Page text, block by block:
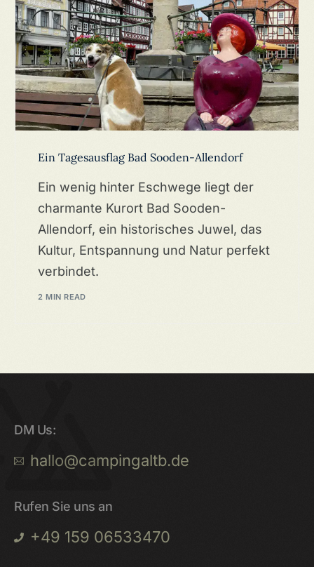
Ein Tagesausflag Bad Sooden-Allendorf
Ein wenig hinter Eschwege liegt der
charmante Kurort Bad Sooden-
Allendorf, ein historisches Juwel, das
Kultur, Entspannung und Natur perfekt
verbindet.
2 MIN READ
DM Us:
hallo@campingaltb.de
Rufen Sie uns an
+49 159 06533470